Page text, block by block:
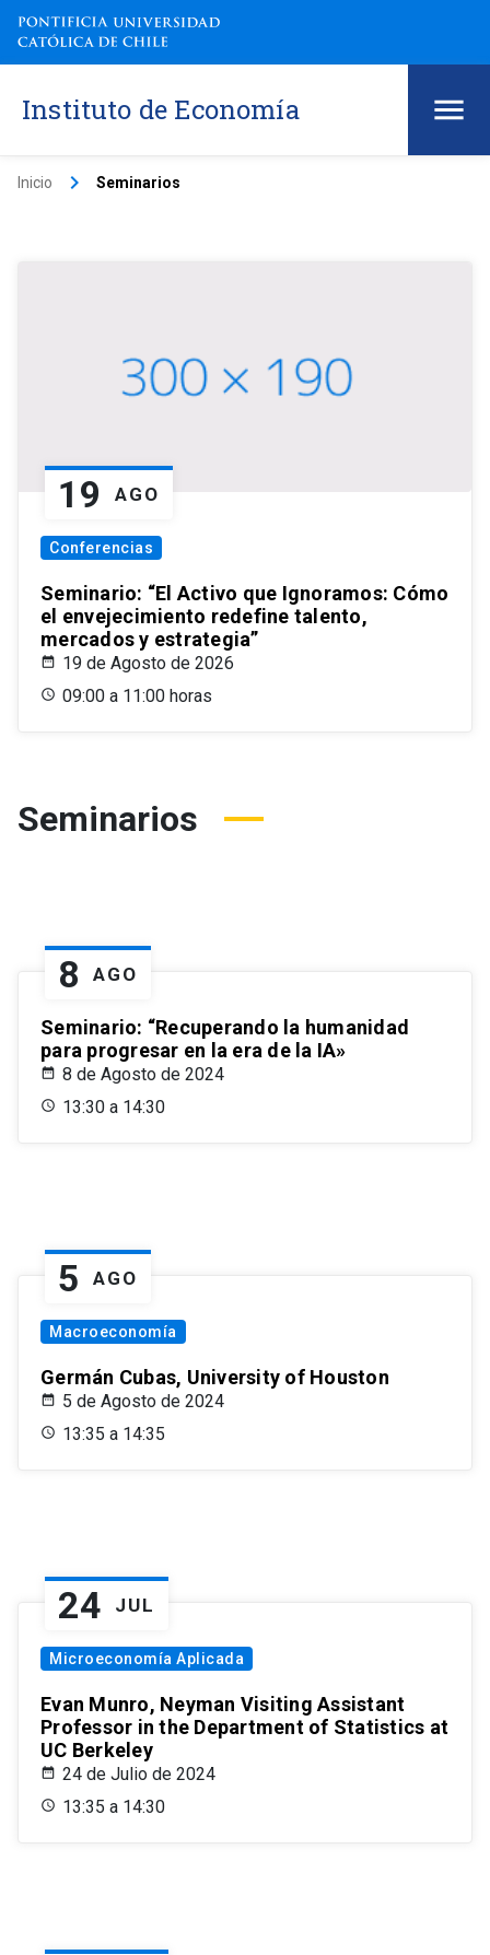
Instituto de Economía
Inicio keyboard_arrow_right Seminarios
19 AGO
Conferencias
Seminario: “El Activo que Ignoramos: Cómo
el envejecimiento redefine talento,
mercados y estrategia”
19 de Agosto de 2026
09:00 a 11:00 horas
Seminarios
8 AGO
Seminario: “Recuperando la humanidad
para progresar en la era de la IA»
8 de Agosto de 2024
13:30 a 14:30
5 AGO
Macroeconomía
Germán Cubas, University of Houston
5 de Agosto de 2024
13:35 a 14:35
24 JUL
Microeconomía Aplicada
Evan Munro, Neyman Visiting Assistant
Professor in the Department of Statistics at
UC Berkeley
24 de Julio de 2024
13:35 a 14:30